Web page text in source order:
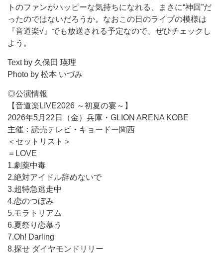
トのファンがハッピーな気持ちになれる、まさに“神回”だ
ったのではないだろうか。なおこの日のライブの模様は
『音道楽√』でも放送される予定なので、ぜひチェックし
よう。
Text by 久保田 瑛理
Photo by 松本 いづみ
◎公演情報
【音道楽LIVE2026 ～初夏の宴～】
2026年5月22日（金）兵庫・GLION ARENA KOBE
主催：読売テレビ・キョードー関西
＜セットリスト＞
＝LOVE
1.劇薬中毒
2.絶対アイドル辞めないで
3.超特急逃走中
4.恋のつぼみ
5.モラトリアム
6.夏祭り恋慕う
7.Oh! Darling
8.探せ ダイヤモンドリリー